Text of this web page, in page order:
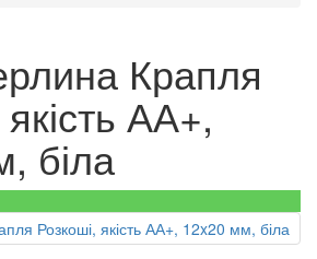
Крапля
АА+,
біла